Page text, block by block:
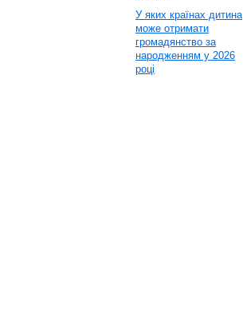
У яких країнах дитина
може отримати
громадянство за
народженням у 2026
році